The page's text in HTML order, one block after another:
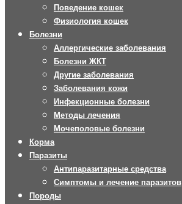
Поведение кошек
Физиология кошек
Болезни
Аллергические заболевания
Болезни ЖКТ
Другие заболевания
Заболевания кожи
Инфекционные болезни
Методы лечения
Мочеполовые болезни
Корма
Паразиты
Антипаразитарные средства
Симптомы и лечение паразитов
Породы